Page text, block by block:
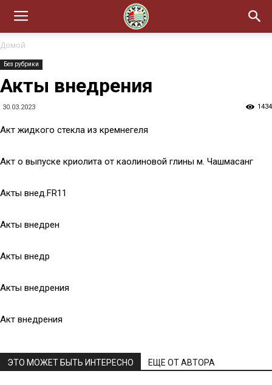
Домой
Без рубрики
Акты внедрения
30.03.2023 1434
Акт жидкого стекла из кремнегеля
Акт о выпуске криолита от каолиновой глины м. Чашмасанг
Акты внед.FR11
Акты внедрен
Акты внедр
Акты внедрения
Акт внедрения
ЭТО МОЖЕТ БЫТЬ ИНТЕРЕСНО ЕЩЕ ОТ АВТОРА